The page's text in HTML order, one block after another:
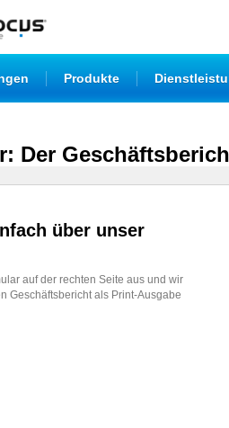
Produkte
Der
über unser
auf der rechten Seite aus und wir
Geschäftsbericht als Print-Ausgabe